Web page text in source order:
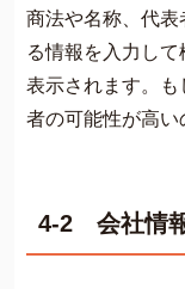
商法や名称、代
る情報を入力し
表示されます。
者の可能性が高い
4-2 会社情